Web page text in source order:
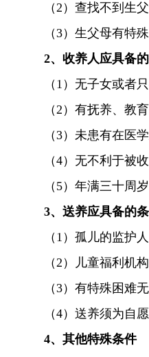
（2） 查找不到生
（3）生父母有特
2、收养人应具备的
（ 1）无子女或者
（2）有抚养、教
（3） 未患有在医
（4） 无不利于被
（ 5） 年满三十周岁
3、送养应具备的
（1）孤儿的监护人
（2）儿童福利机
（3）有特殊困难
（4）送养须为自愿
4、其他特殊条件